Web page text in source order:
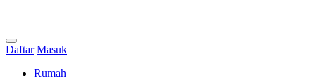
Daftar Masuk
Rumah